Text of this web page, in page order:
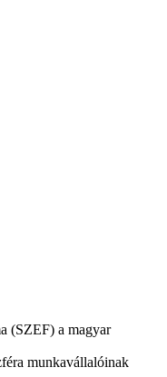
(SZEF) a magyar
munkavállalóinak